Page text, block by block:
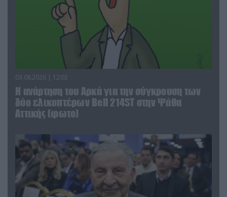
03.08.2026 | 12:02
Η ανάρτηση του Αρκά για την σύγκρουση των
δύο ελικοπτέρων Bell 214ST στην Ψάθα
Αττικής (φωτο)